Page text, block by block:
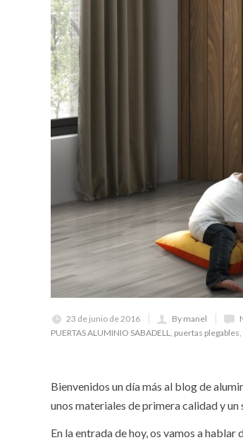
23 de junio de 2016 By manel
PUERTAS ALUMINIO SABADELL
puertas plegables
Bienvenidos un día más al blog de
unos materiales de primera calidad y un
En la entrada de hoy, os vamos a hablar